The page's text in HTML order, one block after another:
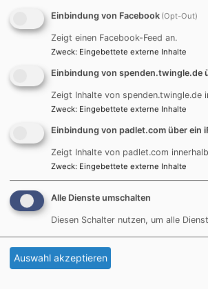
Jugendbildungshaus
Reit im Winkl
Bei Anfragen wenden Sie sich
Evang. Jugend im Dekanat
Martin-Luther-Platz 2
83278 Traunstein
Tel. 0861 / 989 67
Einbindung von Facebook (Opt-Out)
Zeigt einen Facebook-Feed an.
Zweck: Eingebettete externe Inhalte
Einbindung von spenden.twingle.de
Zeigt Inhalte von spenden.twingle.de
Zweck: Eingebettete externe Inhalte
Einbindung von padlet.com über ein
Zeigt Inhalte von padlet.com
Zweck: Eingebettete externe Inhalte
Alle Dienste umschalten
Diesen Schalter nutzen, um alle
Auswahl akzeptieren